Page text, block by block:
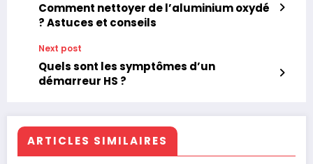
Comment nettoyer de l’aluminium oxydé
? Astuces et conseils
Next post
Quels sont les symptômes d’un
démarreur HS ?
ARTICLES SIMILAIRES